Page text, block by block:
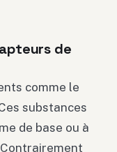
de
comme le
substances
de base ou à